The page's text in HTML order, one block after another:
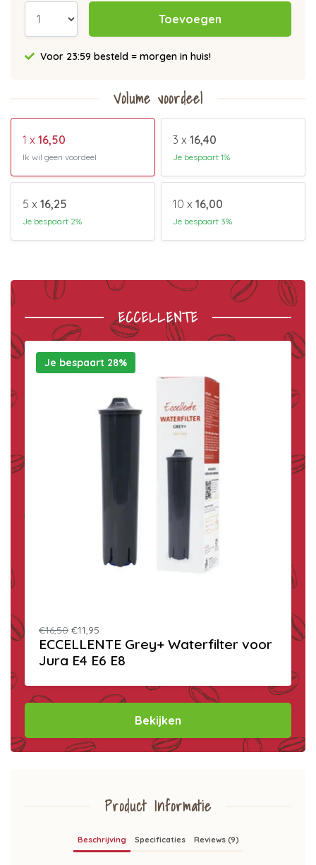
Toevoegen
Voor 23:59 besteld = morgen in huis!
Volume voordeel
1 x 16,50
Ik wil geen voordeel
3 x 16,40
Je bespaart 1%
5 x 16,25
Je bespaart 2%
10 x 16,00
Je bespaart 3%
ECCELLENTE
Je bespaart 28%
€16,50 €11,95
ECCELLENTE Grey+ Waterfilter voor
Jura E4 E6 E8
Bekijken
Product Informatie
Beschrijving Specificaties Reviews (9)